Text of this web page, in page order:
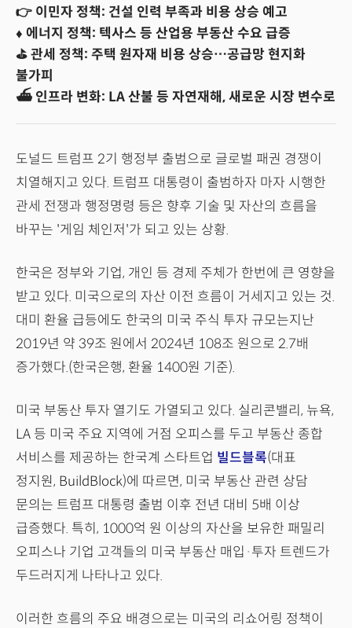
👉 이민자 정책: 건설 인력 부족과 비용 상승 예고
♦︎ 에너지 정책: 텍사스 등 산업용 부동산 수요 급증
⛳️ 관세 정책: 주택 원자재 비용 상승…공급망 현지화
불가피
⛴️ 인프라 변화: LA 산불 등 자연재해, 새로운 시장 변수로
도널드 트럼프 2기 행정부 출범으로 글로벌 패권 경쟁이
치열해지고 있다. 트럼프 대통령이 출범하자 마자 시행한
관세 전쟁과 행정명령 등은 향후 기술 및 자산의 흐름을
바꾸는 '게임 체인저'가 되고 있는 상황.
한국은 정부와 기업, 개인 등 경제 주체가 한번에 큰 영향을
받고 있다. 미국으로의 자산 이전 흐름이 거세지고 있는 것.
대미 환율 급등에도 한국의 미국 주식 투자 규모는지난
2019년 약 39조 원에서 2024년 108조 원으로 2.7배
증가했다.(한국은행, 환율 1400원 기준).
미국 부동산 투자 열기도 가열되고 있다. 실리콘밸리, 뉴욕,
LA 등 미국 주요 지역에 거점 오피스를 두고 부동산 종합
서비스를 제공하는 한국계 스타트업 빌드블록(대표
정지원, BuildBlock)에 따르면, 미국 부동산 관련 상담
문의는 트럼프 대통령 출범 이후 전년 대비 5배 이상
급증했다. 특히, 1000억 원 이상의 자산을 보유한 패밀리
오피스나 기업 고객들의 미국 부동산 매입·투자 트렌드가
두드러지게 나타나고 있다.
이러한 흐름의 주요 배경으로는 미국의 리쇼어링 정책이